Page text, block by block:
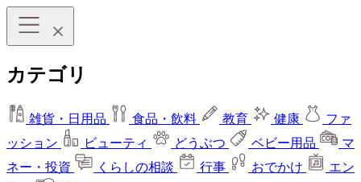
カテゴリ
雑貨・日用品 食品・飲料 教育 健康
ファ
ッション
ビューティ どうぶつ ベビー用品
マ
ネー・投資
くらしの相談 行事 おでかけ
エン